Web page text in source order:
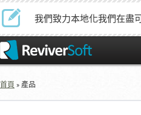
我們致力本地化我們在盡
首頁 » 產品